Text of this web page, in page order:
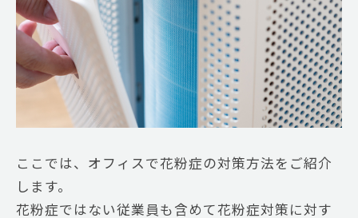
ここでは、オフィスで花粉症の対策方法をご紹介
します。
花粉症ではない従業員も含めて花粉症対策に対す